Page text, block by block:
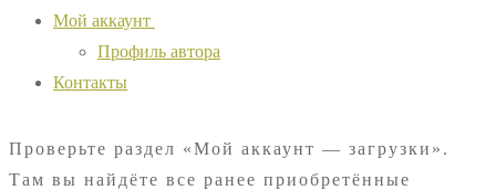
Мой аккаунт
Профиль автора
Контакты
Проверьте раздел «Мой аккаунт — загрузки».
Там вы найдёте все ранее приобретённые